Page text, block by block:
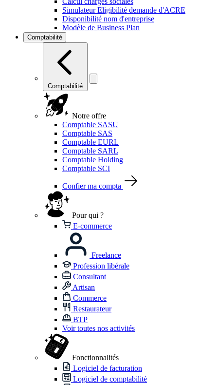
Simulateur Eligibilité demande d'ACRE
Disponibilité nom d'entreprise
Modèle de Business Plan
Comptabilité
Comptabilité
Notre offre
Comptable SASU
Comptable SAS
Comptable EURL
Comptable SARL
Comptable Holding
Comptable SCI
Confier ma compta
Pour qui ?
E-commerce
Freelance
Profession libérale
Consultant
Artisan
Commerce
Restaurateur
BTP
Voir toutes nos activités
Fonctionnalités
Logiciel de facturation
Logiciel de comptabilité